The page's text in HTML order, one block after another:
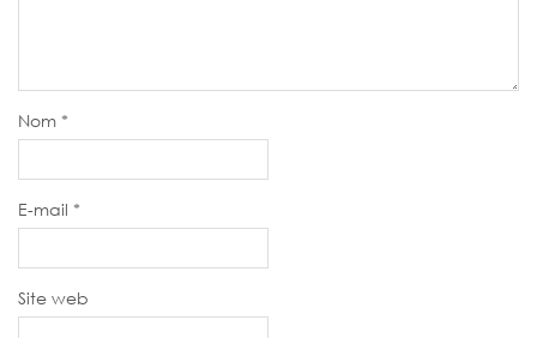
Nom *
E-mail *
Site web